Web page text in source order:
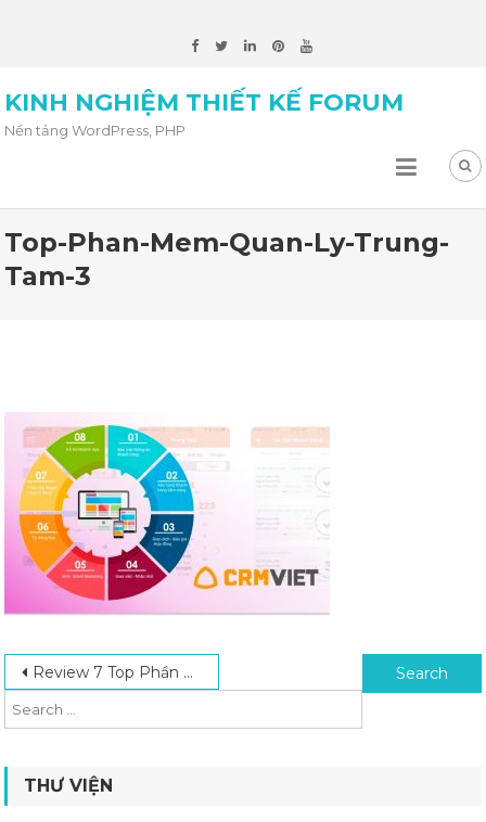
KINH NGHIỆM THIẾT KẾ FORUM
Nền tảng WordPress, PHP
Top-Phan-Mem-Quan-Ly-Trung-
Tam-3
Post navigation
Review 7 Top Phần Mềm Quản Lý Trung Tâm Ngoại Ngữ Chất Lượng Nhất Search for:
THƯ VIỆN